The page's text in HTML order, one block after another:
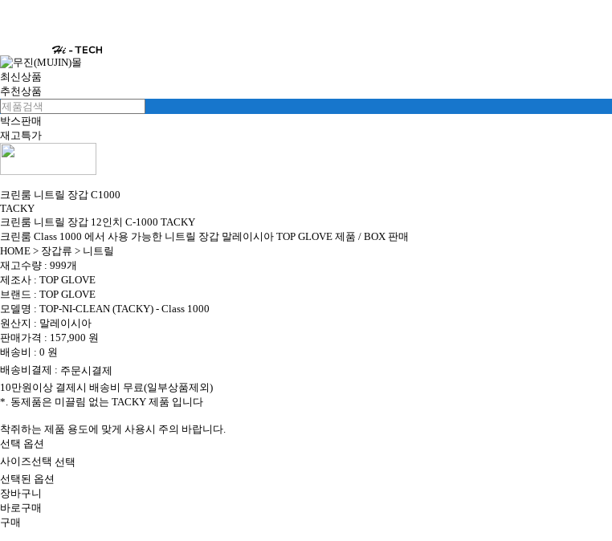
최신상품
추천상품
박스판매
재고특가
크린룸 니트릴 장갑 C1000
TACKY
크린룸 니트릴 장갑 12인치 C-1000 TACKY
크린룸 Class 1000 에서 사용 가능한 니트릴 장갑 말레이시아 TOP GLOVE 제품 / BOX 판매
HOME > 장갑류 > 니트릴
재고수량 : 999개
제조사 : TOP GLOVE
브랜드 : TOP GLOVE
모델명 : TOP-NI-CLEAN (TACKY) - Class 1000
원산지 : 말레이시아
판매가격 : 157,900 원
배송비 : 0 원
배송비결제 :
10만원이상 결제시 배송비 무료(일부상품제외)
*. 동제품은 미끌림 없는 TACKY 제품 입니다
착쥐하는 제품 용도에 맞게 사용시 주의 바랍니다.
선택 옵션
사이즈선택
선택된 옵션
장바구니
바로구매
구매